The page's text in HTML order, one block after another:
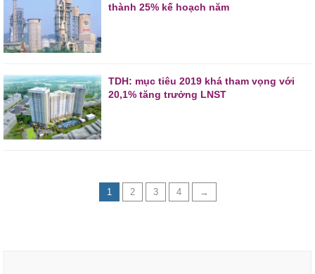
thành 25% kế hoạch năm
TDH: mục tiêu 2019 khá tham vọng với
20,1% tăng trưởng LNST
1 2 3 4 →